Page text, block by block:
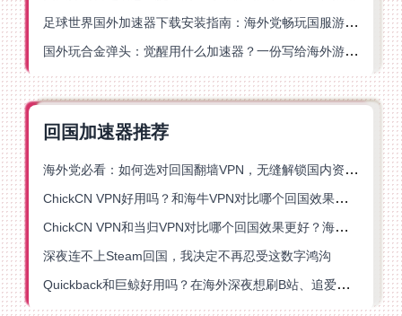
足球世界国外加速器下载安装指南：海外党畅玩国服游戏的终极解决方案
国外玩合金弹头：觉醒用什么加速器？一份写给海外游子的畅玩指南
回国加速器推荐
海外党必看：如何选对回国翻墙VPN，无缝解锁国内资源？
ChickCN VPN好用吗？和海牛VPN对比哪个回国效果更好？
ChickCN VPN和当归VPN对比哪个回国效果更好？海外党亲测后选了它
深夜连不上Steam回国，我决定不再忍受这数字鸿沟
Quickback和巨鲸好用吗？在海外深夜想刷B站、追爱奇艺的你，或许正需要这份答案